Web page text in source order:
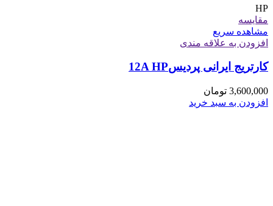
HP
مقایسه
مشاهده سریع
افزودن به علاقه مندی
کارتریج ایرانی پردیس12A HP
3,600,000 تومان
افزودن به سبد خرید